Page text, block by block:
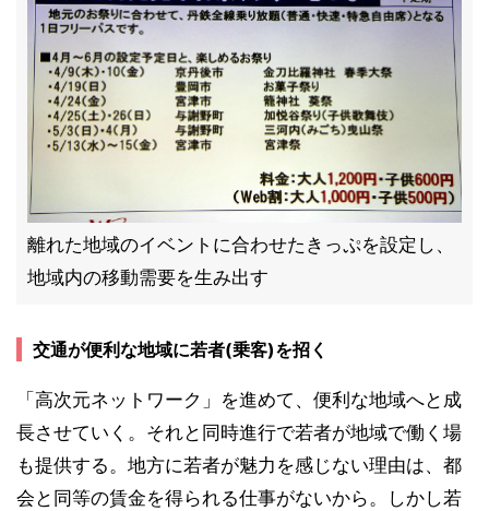
離れた地域のイベントに合わせたきっぷを設定し、
地域内の移動需要を生み出す
交通が便利な地域に若者(乗客)を招く
「高次元ネットワーク」を進めて、便利な地域へと成
長させていく。それと同時進行で若者が地域で働く場
も提供する。地方に若者が魅力を感じない理由は、都
会と同等の賃金を得られる仕事がないから。しかし若